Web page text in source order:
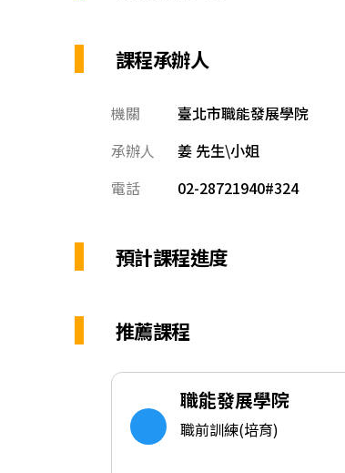
課程承辦人
機關
臺北市職能發展學院
承辦人
姜 先生\小姐
電話
02-28721940#324
預計課程進度
推薦課程
職能發展學院
職前訓練(培育)